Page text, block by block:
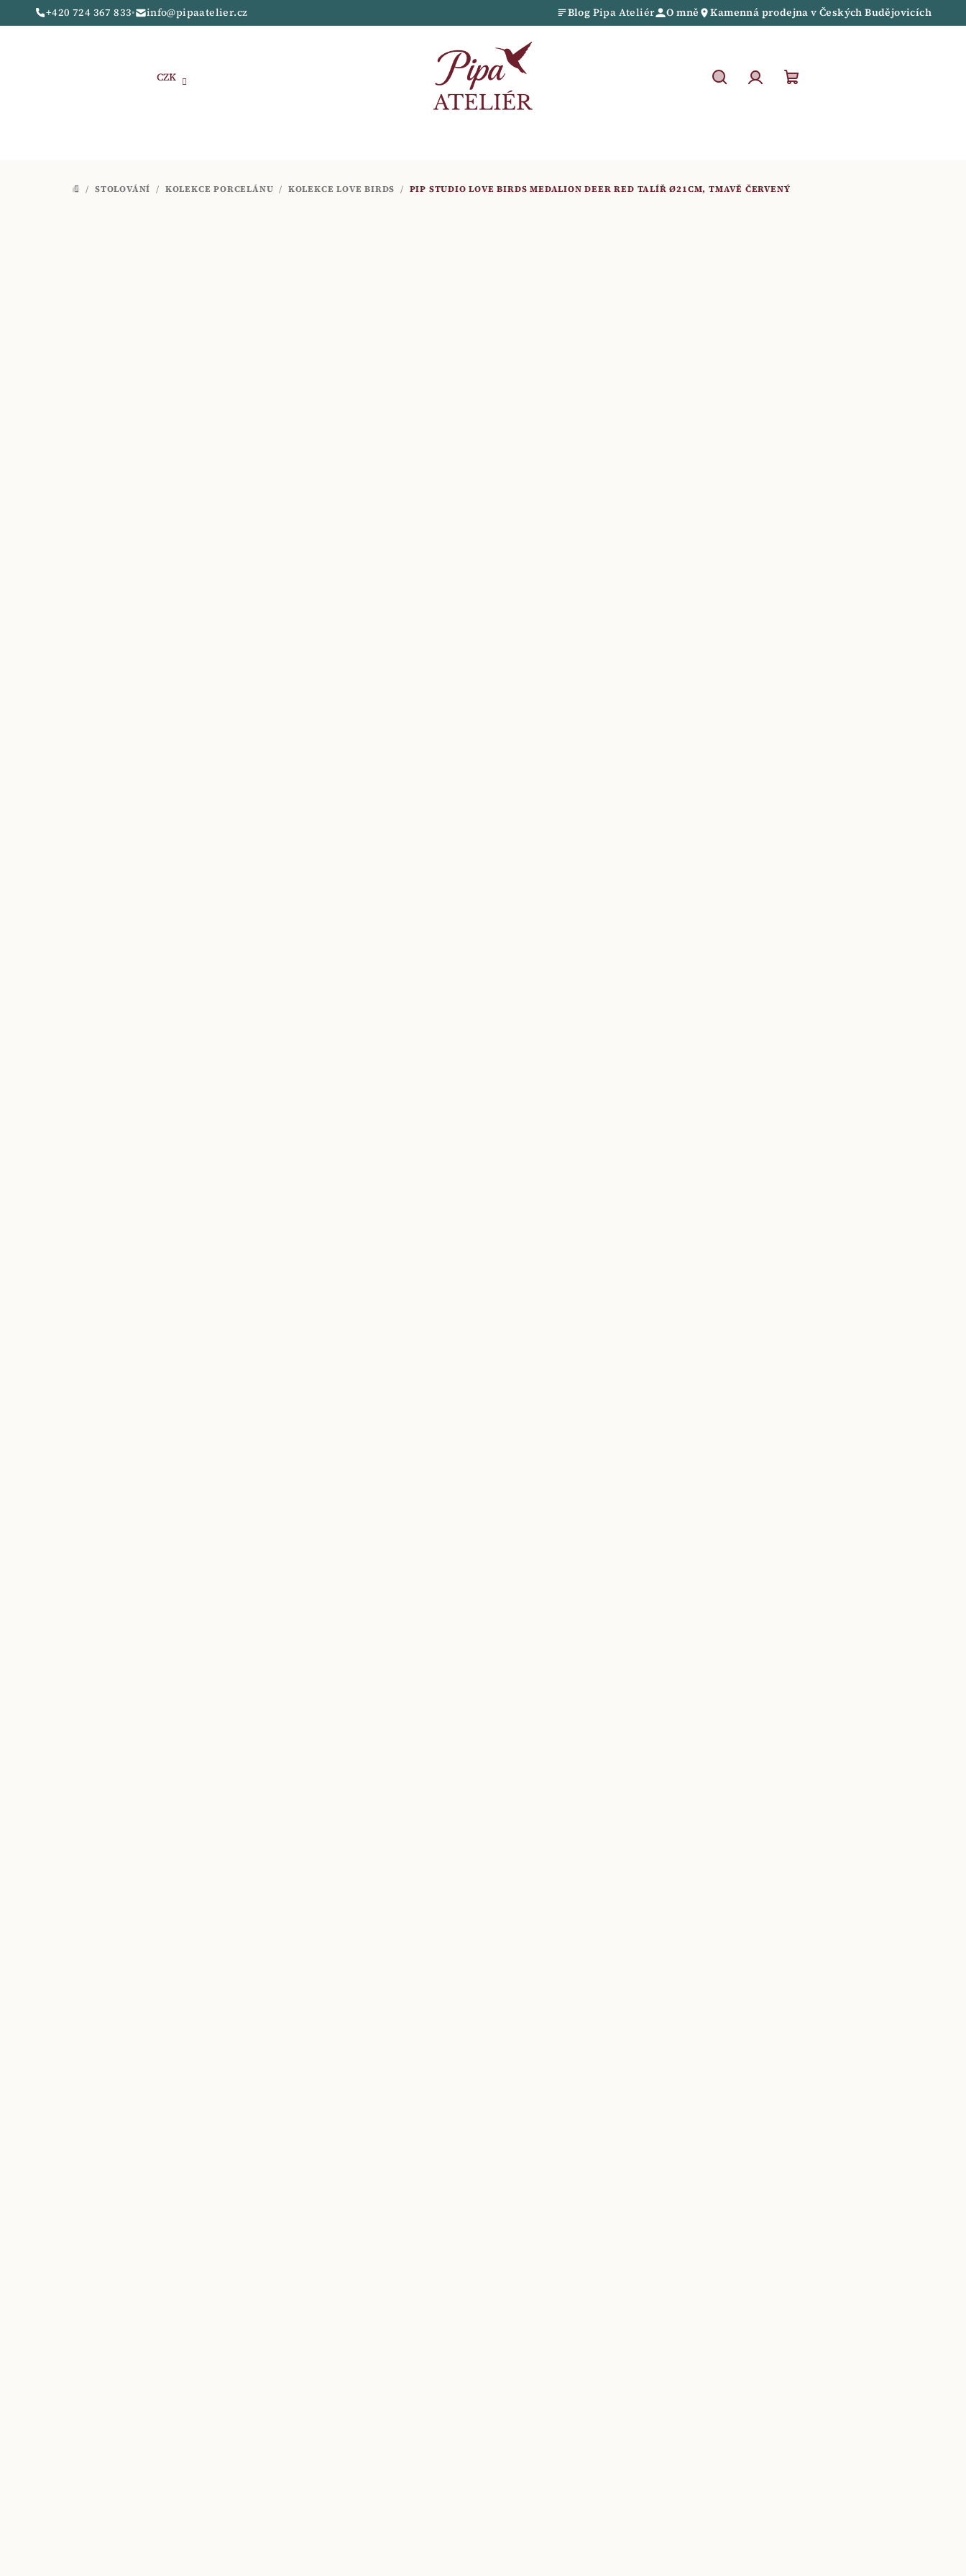
na
+420 724 367 833• info@pipaatelier.cz Blog Pipa Ateliér O mně Kamenná prodejna v Českých Budějovicích
CZK
DOMŮ
/ STOLOVÁNÍ / KOLEKCE PORCELÁNU / KOLEKCE LOVE BIRDS / PIP STUDIO LOVE BIRDS MEDALION DEER RED TALÍŘ Ø21CM, TMAVĚ ČERVENÝ